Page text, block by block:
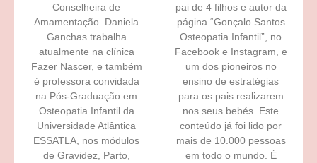
Conselheira de
Amamentação. Daniela
Ganchas trabalha
atualmente na clínica
Fazer Nascer, e também
é professora convidada
na Pós-Graduação em
Osteopatia Infantil da
Universidade Atlântica
ESSATLA, nos módulos
de Gravidez, Parto,
pai de 4 filhos e autor da
página “Gonçalo Santos
Osteopatia Infantil”, no
Facebook e Instagram, e
um dos pioneiros no
ensino de estratégias
para os pais realizarem
nos seus bebés. Este
conteúdo já foi lido por
mais de 10.000 pessoas
em todo o mundo. É